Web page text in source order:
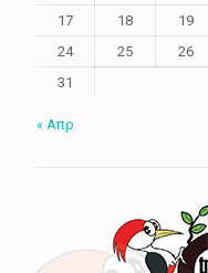
17
18 19
24
25 26
31
« Απρ